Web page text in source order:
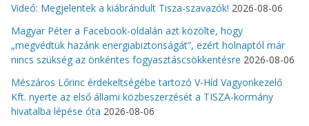
Videó: Megjelentek a kiábrándult Tisza-szavazók! 2026-08-06
Magyar Péter a Facebook-oldalán azt közölte, hogy
„megvédtük hazánk energiabiztonságát”, ezért holnaptól már
nincs szükség az önkéntes fogyasztáscsökkentésre 2026-08-06
Mészáros Lőrinc érdekeltségébe tartozó V-Híd Vagyonkezelő
Kft. nyerte az első állami közbeszerzését a TISZA-kormány
hivatalba lépése óta 2026-08-06